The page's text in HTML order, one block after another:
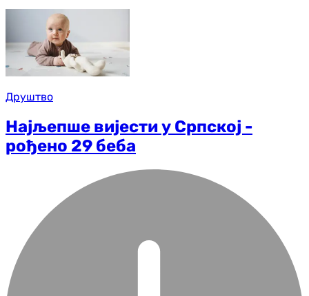
Друштво
Најљепше вијести у Српској -
рођено 29 беба